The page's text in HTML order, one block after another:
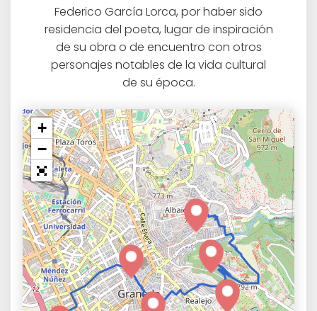
Federico García Lorca, por haber sido
residencia del poeta, lugar de inspiración
de su obra o de encuentro con otros
personajes notables de la vida cultural
de su época.
+
−